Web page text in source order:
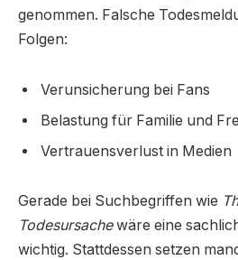
genommen. Falsche
Folgen:
Verunsicherung bei Fans
Belastung für Familie und
Vertrauensverlust in Medien
Gerade bei Suchbegriffen wie
Todesursachewäre eine
wichtig. Stattdessen setzen